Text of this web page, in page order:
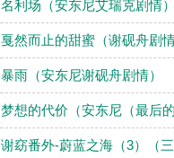
名利场（安东尼艾瑞克剧情）
戛然而止的甜蜜（谢砚舟剧情
暴雨（安东尼谢砚舟剧情）
梦想的代价（安东尼（最后的
谢窈番外-蔚蓝之海（3）（